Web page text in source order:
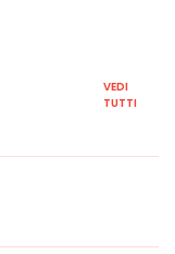
VEDI
TUTTI